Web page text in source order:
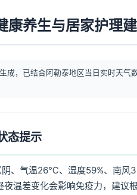
康养生与居家护理
成，已结合阿勒泰地区当日实时天
态提示
、气温26℃、湿度59%、南风
温差变化会影响免疫力，建议